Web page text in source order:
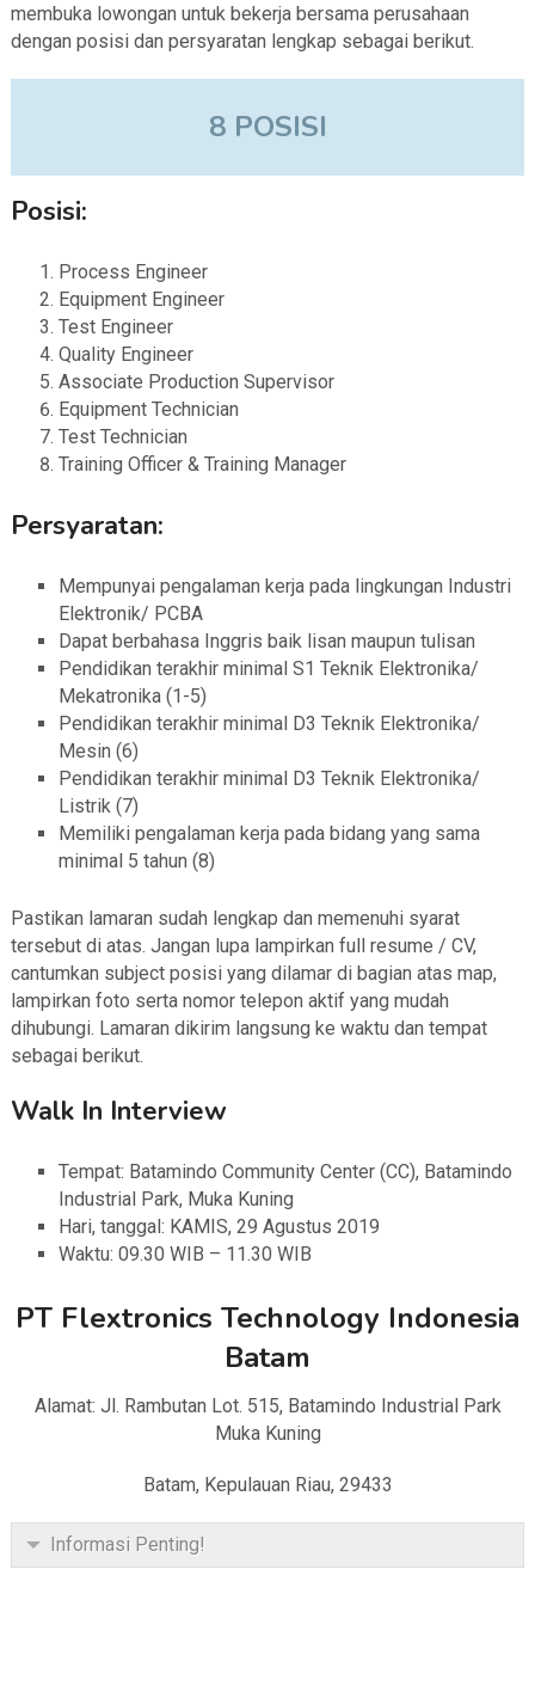
membuka lowongan untuk bekerja bersama perusahaan
dengan posisi dan persyaratan lengkap sebagai berikut.
8 POSISI
Posisi:
Process Engineer
Equipment Engineer
Test Engineer
Quality Engineer
Associate Production Supervisor
Equipment Technician
Test Technician
Training Officer & Training Manager
Persyaratan:
Mempunyai pengalaman kerja pada lingkungan Industri
Elektronik/ PCBA
Dapat berbahasa Inggris baik lisan maupun tulisan
Pendidikan terakhir minimal S1 Teknik Elektronika/
Mekatronika (1-5)
Pendidikan terakhir minimal D3 Teknik Elektronika/
Mesin (6)
Pendidikan terakhir minimal D3 Teknik Elektronika/
Listrik (7)
Memiliki pengalaman kerja pada bidang yang sama
minimal 5 tahun (8)
Pastikan lamaran sudah lengkap dan memenuhi syarat
tersebut di atas. Jangan lupa lampirkan full resume / CV,
cantumkan subject posisi yang dilamar di bagian atas map,
lampirkan foto serta nomor telepon aktif yang mudah
dihubungi. Lamaran dikirim langsung ke waktu dan tempat
sebagai berikut.
Walk In Interview
Tempat: Batamindo Community Center (CC), Batamindo
Industrial Park, Muka Kuning
Hari, tanggal: KAMIS, 29 Agustus 2019
Waktu: 09.30 WIB – 11.30 WIB
PT Flextronics Technology Indonesia
Batam
Alamat: Jl. Rambutan Lot. 515, Batamindo Industrial Park
Muka Kuning
Batam, Kepulauan Riau, 29433
Informasi Penting!